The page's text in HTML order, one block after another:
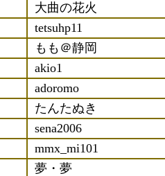
大曲の花火
tetsuhp11
もも＠静岡
akio1
adoromo
たんたぬき
sena2006
mmx_mi101
夢・夢